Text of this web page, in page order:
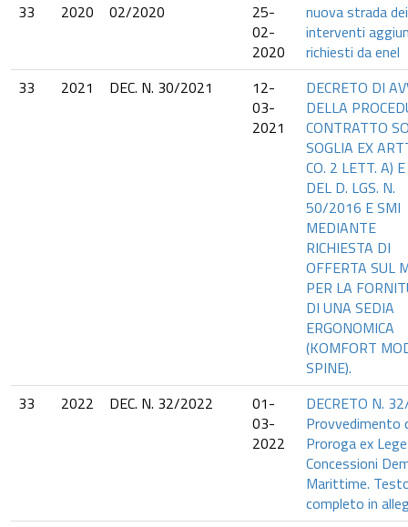
33
2020 02/2020
25-
02-
2020
nuova strada
interventi
richiesti da enel
33
2021 DEC. N. 30/2021
12-
03-
2021
DECRETO DI
DELLA
CONTRATTO
SOGLIA EX
CO. 2 LETT. A)
DEL D. LGS. N.
50/2016 E SMI
MEDIANTE
RICHIESTA DI
OFFERTA SUL
PER LA
DI UNA SEDIA
ERGONOMICA
(KOMFORT
SPINE).
33
2022 DEC. N. 32/2022
01-
03-
2022
DECRETO N.
Provvedimento
Proroga ex
Concessioni
Marittime.
completo in